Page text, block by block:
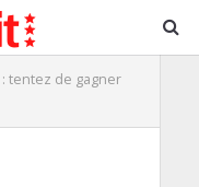
: tentez de gagner